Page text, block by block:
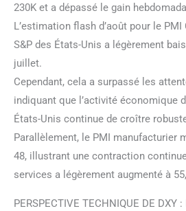
230K et a dépassé le gain
L’estimation flash d’août pour le
S&P des États-Unis a légèrement
juillet.
Cependant, cela a surpassé les
indiquant que l’activité économique
États-Unis continue de croître
Parallèlement, le PMI manufacturier
48, illustrant une contraction
services a légèrement augmenté à
PERSPECTIVE TECHNIQUE DE DXY